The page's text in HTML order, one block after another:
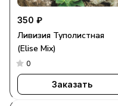
350 ₽
Ливизия Туполистная
(Elise Mix)
0
Заказать